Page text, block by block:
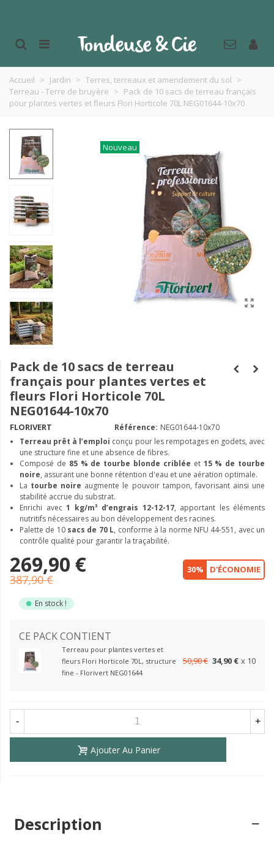
Accueil > Jardin > Terres, terreaux et amendement du sol >
Terreau - Terre de bruyère > Pack de 10 sacs de terreau français
pour plantes vertes et fleurs Flori Horticole 70L NEG01644-10x70
Nouveau
Pack de 10 sacs de terreau
français pour plantes vertes et
fleurs Flori Horticole 70L
NEG01644-10x70
FLORIVERT Référence: NEG01644-10x70
Terreau prêt à l’emploi conçu pour les rempotages en godets, avec
une structure fine et une absence de fibres.
Composé de 85 % de tourbe blonde criblée et 15 % de tourbe
noire, assurant une bonne rétention d'eau et une aération optimale.
La tourbe noire augmente le pouvoir tampon, favorisant ainsi une
stabilité accrue du substrat.
Enrichi avec 1 kg/m³ d’engrais 12-12-17, apportant les éléments
nutritifs nécessaires au bon développement des racines.
Palette de 10 sacs de 70 L, conforme à la norme NFU 44-551, avec un
contrôle qualité pour garantir la traçabilité.
269,90 €
387,90 €
30% D'ÉCONOMIE
En stock !
CE PACK CONTIENT
Terreau pour plantes vertes et
fleurs Flori Horticole 70L, structure
fine - Florivert NEG01644
50,90 € 34,90 € x 10
- +
Ajouter Au Panier
Description